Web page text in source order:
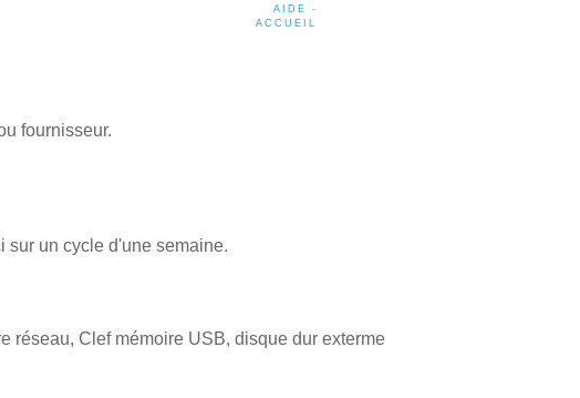
AIDE -
ACCUEIL
fournisseur.
sur un cycle d'une semaine.
réseau, Clef mémoire USB, disque dur exterme